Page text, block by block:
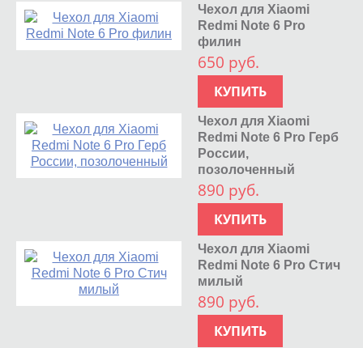
Чехол для Xiaomi
Redmi Note 6 Pro
филин
650 руб.
КУПИТЬ
Чехол для Xiaomi
Redmi Note 6 Pro Герб
России,
позолоченный
890 руб.
КУПИТЬ
Чехол для Xiaomi
Redmi Note 6 Pro Стич
милый
890 руб.
КУПИТЬ